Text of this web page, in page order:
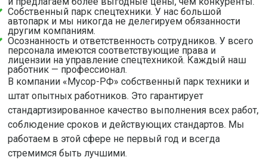
Собственный парк спецтехники. У нас большой
автопарк и мы никогда не делегируем обязанности
другим компаниям.
Осознанность и ответственность сотрудников. У всего
персонала имеются соответствующие права и
лицензии на управление спецтехникой. Каждый наш
работник — профессионал.
В компании «Мусор-РФ» собственный парк техники и
штат опытных работников. Это гарантирует
стандартизированное качество выполнения всех работ,
соблюдение сроков и действующих стандартов. Мы
работаем в этой сфере не первый год и всегда
стремимся быть лучшими.